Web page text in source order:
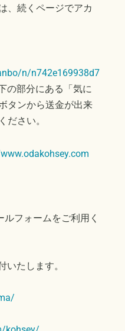
、続くページでアカ
n/n742e169938d7
の部分にある「気に
タンから送金が出来
ださい。
フォームをご利用く
いたします。